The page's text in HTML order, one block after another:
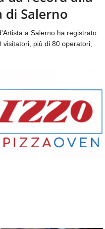
Salerno
a Salerno ha registrato
più di 80 operatori,